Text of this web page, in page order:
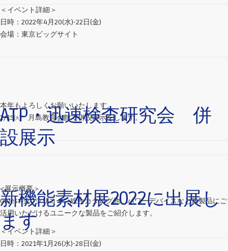
＜イベント詳細＞
日時：2022年4月20(水)-22日(金)
会場：東京ビッグサイト
ATP・迅速検査研究会 併
設展示
本年もよろしくお願いいたします。
2/15㈫ 月島教育会館で併設展示をします。
新機能素材展2022に出展し
ます
<展示概要＞
Gelest社のシリコーン総合カタログ他、パワーデバイスなど新製品にご
活用いただけるユニークな製品をご紹介します。
＜イベント詳細＞
日時：2021年1月26(水)-28日(金)